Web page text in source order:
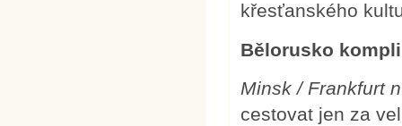
křesťanského
Bělorusko
Minsk / Frankfurt
cestovat jen za